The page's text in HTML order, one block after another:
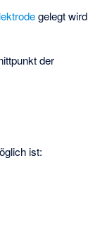
gelegt wird
der
ist: